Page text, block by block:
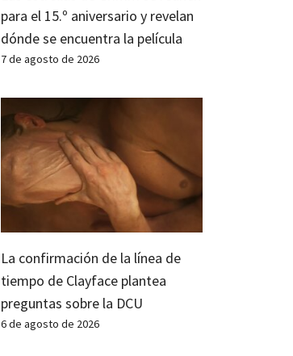
para el 15.º aniversario y revelan
dónde se encuentra la película
7 de agosto de 2026
La confirmación de la línea de
tiempo de Clayface plantea
preguntas sobre la DCU
6 de agosto de 2026